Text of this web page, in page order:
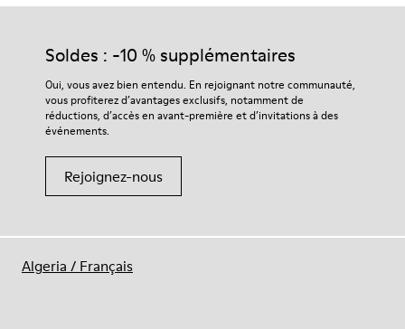
Soldes : -10 % supplémentaires
Oui, vous avez bien entendu. En rejoignant notre communauté,
vous profiterez d’avantages exclusifs, notamment de
réductions, d’accès en avant-première et d’invitations à des
événements.
Rejoignez-nous
Algeria / Français